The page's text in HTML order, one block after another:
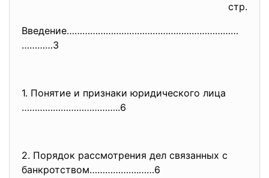
стр.
Введение…………………………………………………………
…………3
1. Понятие и признаки юридического лица
………………………………..6
2. Порядок рассмотрения дел связанных с
банкротством……………….……6